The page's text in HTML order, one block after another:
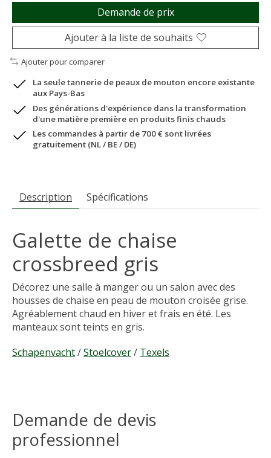
Demande de prix
Ajouter à la liste de souhaits
Ajouter pour comparer
La seule tannerie de peaux de mouton encore existante
aux Pays-Bas
Des générations d'expérience dans la transformation
d'une matière première en produits finis chauds
Les commandes à partir de 700 € sont livrées
gratuitement (NL / BE / DE)
Description Spécifications
Galette de chaise
crossbreed gris
Décorez une salle à manger ou un salon avec des
housses de chaise en peau de mouton croisée grise.
Agréablement chaud en hiver et frais en été. Les
manteaux sont teints en gris.
Schapenvacht/Stoelcover/ Texels
Demande de devis
professionnel